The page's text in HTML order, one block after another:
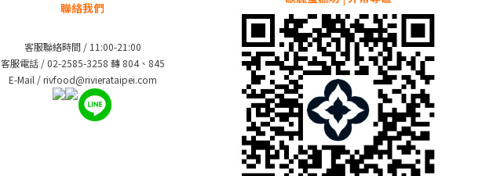
聯絡我們
客服聯絡時間 / 11:00-21:00
客服電話 / 02-2585-3258 轉 804、845
E-Mail / rivfood@rivierataipei.com